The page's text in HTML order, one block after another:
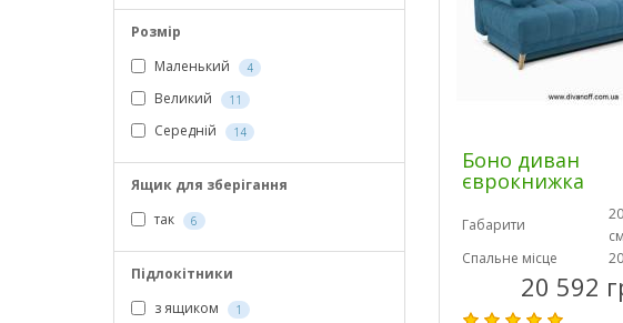
Розмір
Маленький
4
Великий 11
Середній 14
Ящик для зберігання
так
6
Підлокітники
з ящиком
1
Боно диван
єврокнижка
Габарити
Спальне місце
20 592